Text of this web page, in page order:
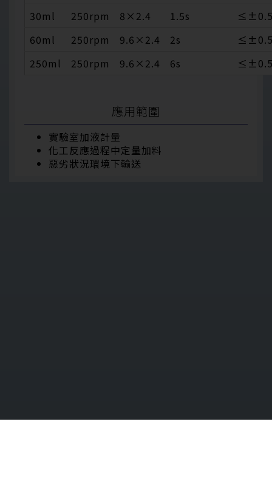
30ml
250rpm 8×2.4 1.5s
60ml
250rpm 9.6×2.4 2s
250ml
250rpm 9.6×2.4 6s
應用範圍
實驗室加液計量
化工反應過程中定量加料
惡劣狀況環境下輸送